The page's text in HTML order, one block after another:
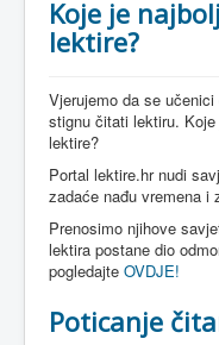
Koje je
lektire?
Vjerujemo da se
stignu čitati lektiru.
lektire?
Portal lektire.hr nudi
zadaće nađu vremena i
Prenosimo njihove
lektira postane dio
pogledajte OVDJE!
Poticanje